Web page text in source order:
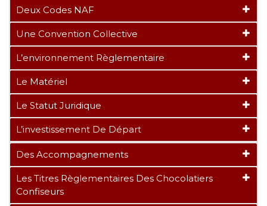
Deux Codes NAF
Une Convention Collective
L’environnement Règlementaire
Le Matériel
Le Statut Juridique
L’investissement De Départ
Des Accompagnements
Les Titres Règlementaires Des Chocolatiers
Confiseurs